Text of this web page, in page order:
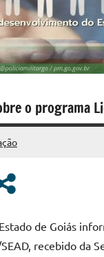
o programa
de Goiás
recebido da